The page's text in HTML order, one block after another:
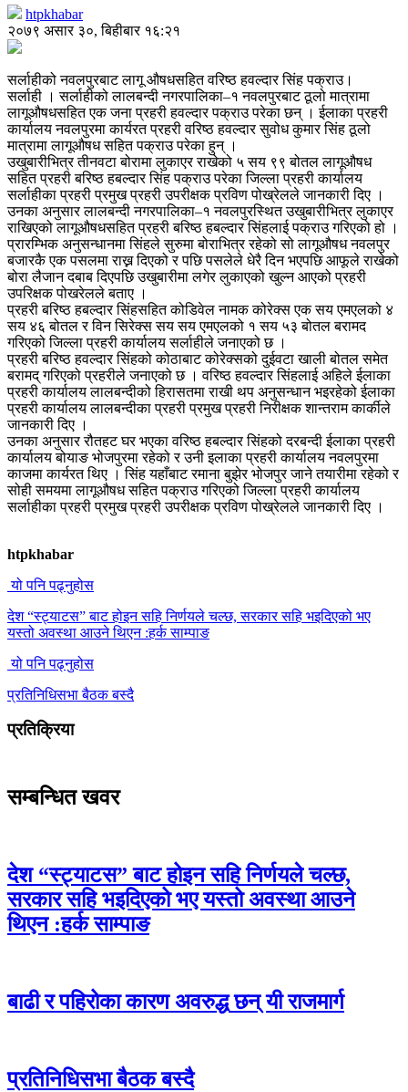
htpkhabar
२०७९ असार ३०, बिहीबार १६:२१
सर्लाहीको नवलपुरबाट लागू औषधसहित वरिष्ठ हवल्दार सिंह पक्राउ।
सर्लाही । सर्लाहीको लालबन्दी नगरपालिका–१ नवलपुरबाट ठूलो मात्रामा
लागूऔषधसहित एक जना प्रहरी हवल्दार पक्राउ परेका छन् । ईलाका प्रहरी
कार्यालय नवलपुरमा कार्यरत प्रहरी वरिष्ठ हवल्दार सुवोध कुमार सिंह ठूलो
मात्रामा लागूऔषध सहित पक्राउ परेका हुन् ।
उखुबारीभित्र तीनवटा बोरामा लुकाएर राखेको ५ सय ९९ बोतल लागूऔषध
सहित प्रहरी बरिष्ठ हबल्दार सिंह पक्राउ परेका जिल्ला प्रहरी कार्यालय
सर्लाहीका प्रहरी प्रमुख प्रहरी उपरीक्षक प्रविण पोख्रेलले जानकारी दिए ।
उनका अनुसार लालबन्दी नगरपालिका–१ नवलपुरस्थित उखुबारीभित्र लुकाएर
राखिएको लागूऔषधसहित प्रहरी बरिष्ठ हबल्दार सिंहलाई पक्राउ गरिएको हो ।
प्रारम्भिक अनुसन्धानमा सिंहले सुरुमा बोराभित्र रहेको सो लागूऔषध नवलपुर
बजारकै एक पसलमा राख्न दिएको र पछि पसलेले धेरै दिन भएपछि आफूले राखेको
बोरा लैजान दबाब दिएपछि उखुबारीमा लगेर लुकाएको खुल्न आएको प्रहरी
उपरिक्षक पोखरेलले बताए ।
प्रहरी बरिष्ठ हबल्दार सिंहसहित कोडिवेल नामक कोरेक्स एक सय एमएलको ४
सय ४६ बोतल र विन सिरेक्स सय सय एमएलको १ सय ५३ बोतल बरामद
गरिएको जिल्ला प्रहरी कार्यालय सर्लाहीले जनाएको छ ।
प्रहरी बरिष्ठ हवल्दार सिंहको कोठाबाट कोरेक्सको दुईवटा खाली बोतल समेत
बरामद् गरिएको प्रहरीले जनाएको छ । वरिष्ठ हवल्दार सिंहलाई अहिले ईलाका
प्रहरी कार्यालय लालबन्दीको हिरासतमा राखी थप अनुसन्धान भइरहेको ईलाका
प्रहरी कार्यालय लालबन्दीका प्रहरी प्रमुख प्रहरी निरीक्षक शान्तराम कार्कीले
जानकारी दिए ।
उनका अनुसार रौतहट घर भएका वरिष्ठ हबल्दार सिंहको दरबन्दी ईलाका प्रहरी
कार्यालय बोयाङ भोजपुरमा रहेको र उनी इलाका प्रहरी कार्यालय नवलपुरमा
काजमा कार्यरत थिए । सिंह यहाँबाट रमाना बुझेर भोजपुर जाने तयारीमा रहेको र
सोही समयमा लागूऔषध सहित पक्राउ गरिएको जिल्ला प्रहरी कार्यालय
सर्लाहीका प्रहरी प्रमुख प्रहरी उपरीक्षक प्रविण पोख्रेलले जानकारी दिए ।
htpkhabar
यो पनि पढ्नुहोस
देश “स्ट्याटस” बाट होइन सहि निर्णयले चल्छ, सरकार सहि भइदिएको भए
यस्तो अवस्था आउने थिएन :हर्क साम्पाङ
यो पनि पढ्नुहोस
प्रतिनिधिसभा बैठक बस्दै
प्रतिक्रिया
सम्बन्धित खवर
देश “स्ट्याटस” बाट होइन सहि निर्णयले चल्छ,
सरकार सहि भइदिएको भए यस्तो अवस्था आउने
थिएन :हर्क साम्पाङ
बाढी र पहिरोका कारण अवरुद्ध छन् यी राजमार्ग
प्रतिनिधिसभा बैठक बस्दै